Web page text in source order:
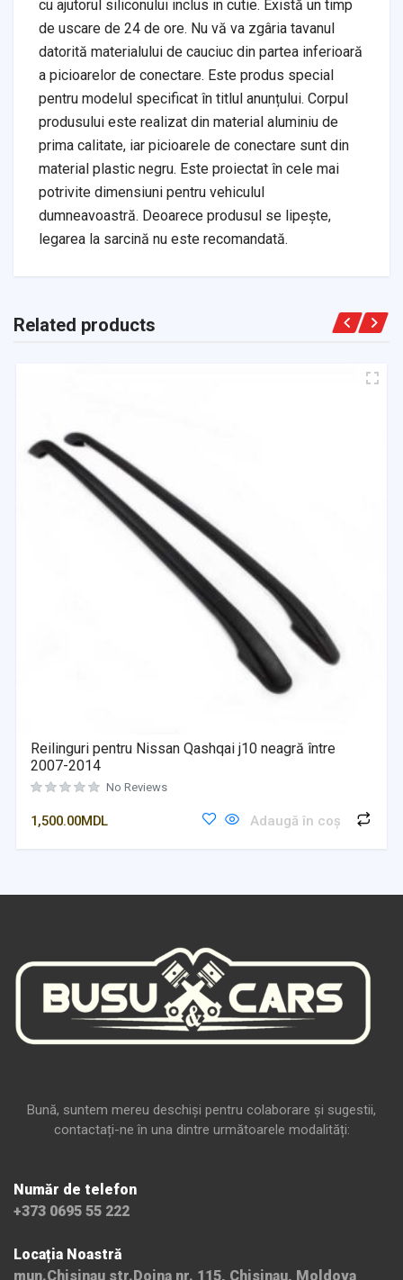
cu ajutorul siliconului inclus in cutie. Există un timp
de uscare de 24 de ore. Nu vă va zgâria tavanul
datorită materialului de cauciuc din partea inferioară
a picioarelor de conectare. Este produs special
pentru modelul specificat în titlul anunțului. Corpul
produsului este realizat din material aluminiu de
prima calitate, iar picioarele de conectare sunt din
material plastic negru. Este proiectat în cele mai
potrivite dimensiuni pentru vehiculul
dumneavoastră. Deoarece produsul se lipește,
legarea la sarcină nu este recomandată.
Related products
Reilinguri pentru Nissan Qashqai j10 neagră între
2007-2014
No Reviews
1,500.00MDL Adaugă în coș
Bună, suntem mereu deschiși pentru colaborare și sugestii,
contactați-ne în una dintre următoarele modalități:
Număr de telefon
+373 0695 55 222
Locația Noastră
mun.Chisinau str.Doina nr. 115, Chisinau, Moldova